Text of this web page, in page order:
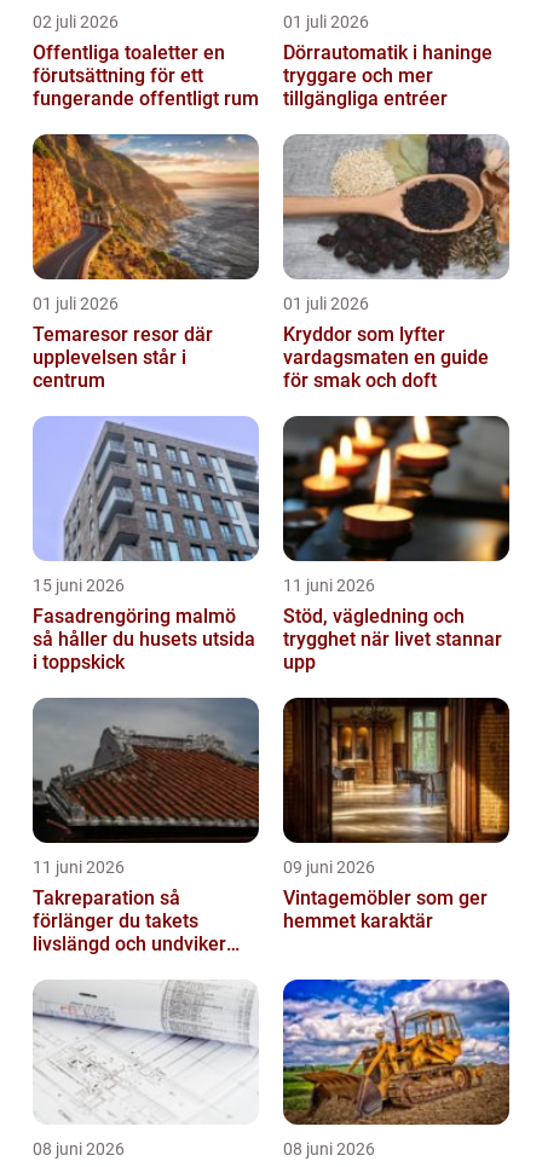
02 juli 2026
Offentliga toaletter en
förutsättning för ett
fungerande offentligt rum
01 juli 2026
Dörrautomatik i haninge
tryggare och mer
tillgängliga entréer
01 juli 2026
Temaresor resor där
upplevelsen står i
centrum
01 juli 2026
Kryddor som lyfter
vardagsmaten en guide
för smak och doft
15 juni 2026
Fasadrengöring malmö
så håller du husets utsida
i toppskick
11 juni 2026
Stöd, vägledning och
trygghet när livet stannar
upp
11 juni 2026
Takreparation så
förlänger du takets
livslängd och undviker
09 juni 2026
Vintagemöbler som ger
hemmet karaktär
08 juni 2026 08 juni 2026